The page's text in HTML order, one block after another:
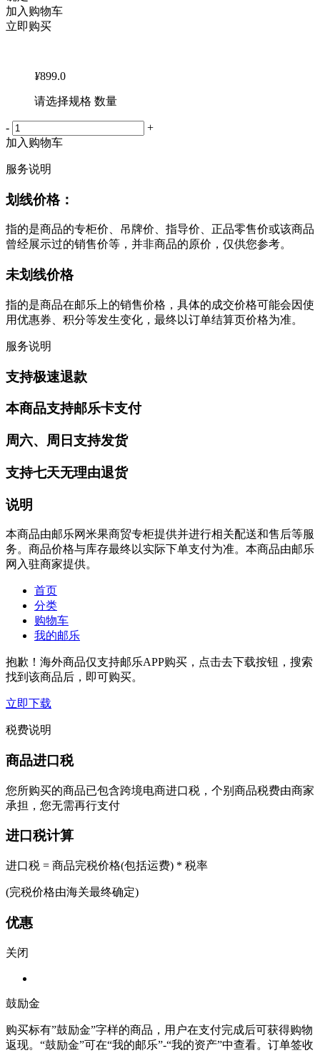
加入购物车
立即购买
¥899.0
请选择规格 数量
-
+
加入购物车
服务说明
划线价格：
指的是商品的专柜价、吊牌价、指导价、正品零售价或该商品
曾经展示过的销售价等，并非商品的原价，仅供您参考。
未划线价格
指的是商品在邮乐上的销售价格，具体的成交价格可能会因使
用优惠券、积分等发生变化，最终以订单结算页价格为准。
服务说明
支持极速退款
本商品支持邮乐卡支付
周六、周日支持发货
支持七天无理由退货
说明
本商品由邮乐网米果商贸专柜提供并进行相关配送和售后等服
务。商品价格与库存最终以实际下单支付为准。本商品由邮乐
网入驻商家提供。
首页
分类
购物车
我的邮乐
抱歉！海外商品仅支持邮乐APP购买，点击去下载按钮，搜索
找到该商品后，即可购买。
立即下载
税费说明
商品进口税
您所购买的商品已包含跨境电商进口税，个别商品税费由商家
承担，您无需再行支付
进口税计算
进口税 = 商品完税价格(包括运费) * 税率
(完税价格由海关最终确定)
优惠
关闭
鼓励金
购买标有”鼓励金”字样的商品，用户在支付完成后可获得购物
返现。“鼓励金”可在“我的邮乐”-“我的资产”中查看。订单签收